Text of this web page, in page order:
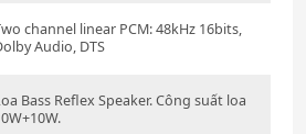
channel linear PCM: 48kHz 16bits,
Audio, DTS
Bass Reflex Speaker. Công suất loa